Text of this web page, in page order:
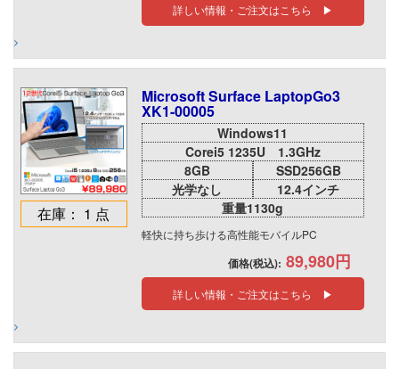
詳しい情報・ご注文はこちら ▶
在庫： 1 点
Microsoft Surface LaptopGo3
XK1-00005
Windows11
Corei5 1235U 1.3GHz
8GB
SSD256GB
光学なし
12.4インチ
重量1130g
軽快に持ち歩ける高性能モバイルPC
価格(税込): 89,980円
詳しい情報・ご注文はこちら ▶